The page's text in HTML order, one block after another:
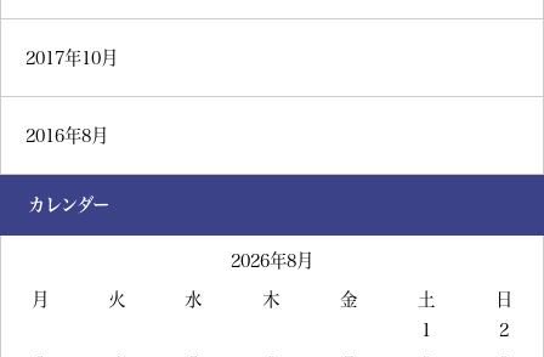
2017年10月
2016年8月
カレンダー
2026年8月
月 火 水 木 金 土 日
1
2